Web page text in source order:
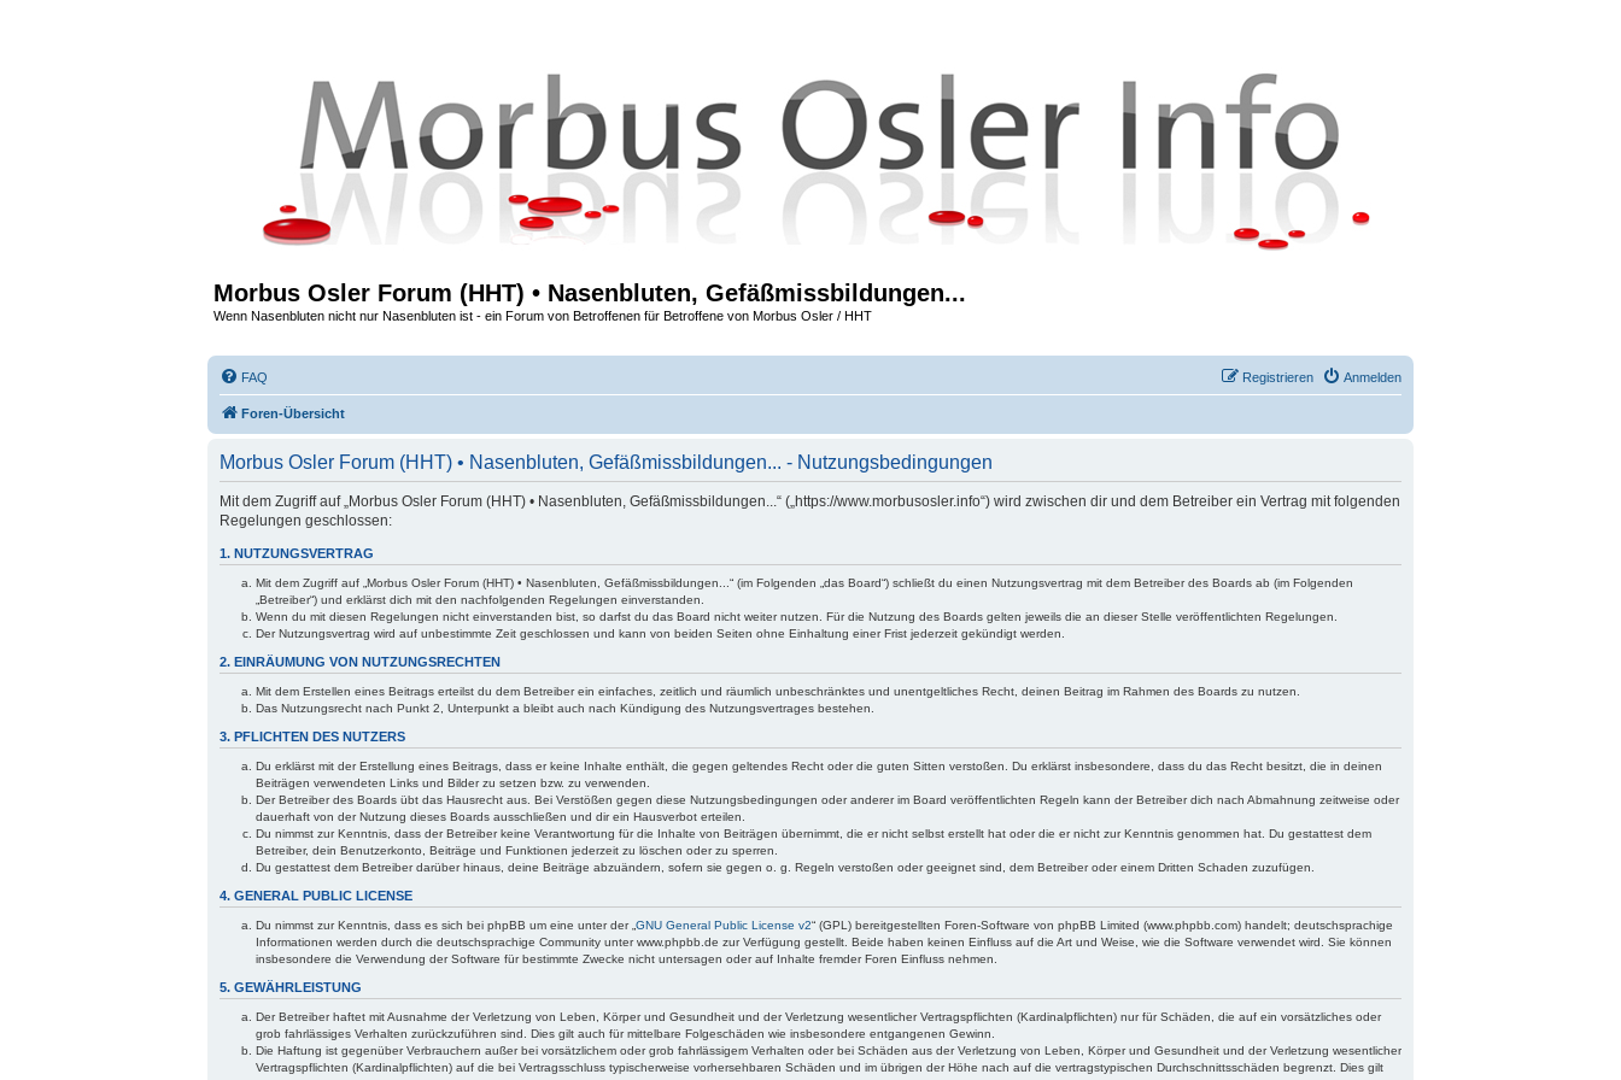
Morbus Osler Forum (HHT) • Nasenbluten, Gefäßmissbildungen...
Wenn Nasenbluten nicht nur Nasenbluten ist - ein Forum von Betroffenen für Betroffene von Morbus Osler / HHT
FAQ Anmelden
Registrieren
Foren-Übersicht
Morbus Osler Forum (HHT) • Nasenbluten, Gefäßmissbildungen... - Nutzungsbedingungen
Mit dem Zugriff auf „Morbus Osler Forum (HHT) • Nasenbluten, Gefäßmissbildungen...“ („https://www.morbusosler.info“) wird zwischen dir und dem Betreiber ein Vertrag mit folgenden
Regelungen geschlossen:
1. NUTZUNGSVERTRAG
Mit dem Zugriff auf „Morbus Osler Forum (HHT) • Nasenbluten, Gefäßmissbildungen...“ (im Folgenden „das Board“) schließt du einen Nutzungsvertrag mit dem Betreiber des Boards ab (im Folgenden
„Betreiber“) und erklärst dich mit den nachfolgenden Regelungen einverstanden.
Wenn du mit diesen Regelungen nicht einverstanden bist, so darfst du das Board nicht weiter nutzen. Für die Nutzung des Boards gelten jeweils die an dieser Stelle veröffentlichten Regelungen.
Der Nutzungsvertrag wird auf unbestimmte Zeit geschlossen und kann von beiden Seiten ohne Einhaltung einer Frist jederzeit gekündigt werden.
2. EINRÄUMUNG VON NUTZUNGSRECHTEN
Mit dem Erstellen eines Beitrags erteilst du dem Betreiber ein einfaches, zeitlich und räumlich unbeschränktes und unentgeltliches Recht, deinen Beitrag im Rahmen des Boards zu nutzen.
Das Nutzungsrecht nach Punkt 2, Unterpunkt a bleibt auch nach Kündigung des Nutzungsvertrages bestehen.
3. PFLICHTEN DES NUTZERS
Du erklärst mit der Erstellung eines Beitrags, dass er keine Inhalte enthält, die gegen geltendes Recht oder die guten Sitten verstoßen. Du erklärst insbesondere, dass du das Recht besitzt, die in deinen
Beiträgen verwendeten Links und Bilder zu setzen bzw. zu verwenden.
Der Betreiber des Boards übt das Hausrecht aus. Bei Verstößen gegen diese Nutzungsbedingungen oder anderer im Board veröffentlichten Regeln kann der Betreiber dich nach Abmahnung zeitweise oder
dauerhaft von der Nutzung dieses Boards ausschließen und dir ein Hausverbot erteilen.
Du nimmst zur Kenntnis, dass der Betreiber keine Verantwortung für die Inhalte von Beiträgen übernimmt, die er nicht selbst erstellt hat oder die er nicht zur Kenntnis genommen hat. Du gestattest dem
Betreiber, dein Benutzerkonto, Beiträge und Funktionen jederzeit zu löschen oder zu sperren.
Du gestattest dem Betreiber darüber hinaus, deine Beiträge abzuändern, sofern sie gegen o. g. Regeln verstoßen oder geeignet sind, dem Betreiber oder einem Dritten Schaden zuzufügen.
4. GENERAL PUBLIC LICENSE
Du nimmst zur Kenntnis, dass es sich bei phpBB um eine unter der „ GNU General Public License v2“ (GPL) bereitgestellten Foren-Software von phpBB Limited (www.phpbb.com) handelt; deutschsprachige
Informationen werden durch die deutschsprachige Community unter www.phpbb.de zur Verfügung gestellt. Beide haben keinen Einfluss auf die Art und Weise, wie die Software verwendet wird. Sie können
insbesondere die Verwendung der Software für bestimmte Zwecke nicht untersagen oder auf Inhalte fremder Foren Einfluss nehmen.
5. GEWÄHRLEISTUNG
Der Betreiber haftet mit Ausnahme der Verletzung von Leben, Körper und Gesundheit und der Verletzung wesentlicher Vertragspflichten (Kardinalpflichten) nur für Schäden, die auf ein vorsätzliches oder
grob fahrlässiges Verhalten zurückzuführen sind. Dies gilt auch für mittelbare Folgeschäden wie insbesondere entgangenen Gewinn.
Die Haftung ist gegenüber Verbrauchern außer bei vorsätzlichem oder grob fahrlässigem Verhalten oder bei Schäden aus der Verletzung von Leben, Körper und Gesundheit und der Verletzung wesentlicher
Vertragspflichten (Kardinalpflichten) auf die bei Vertragsschluss typischerweise vorhersehbaren Schäden und im übrigen der Höhe nach auf die vertragstypischen Durchschnittsschäden begrenzt. Dies gilt